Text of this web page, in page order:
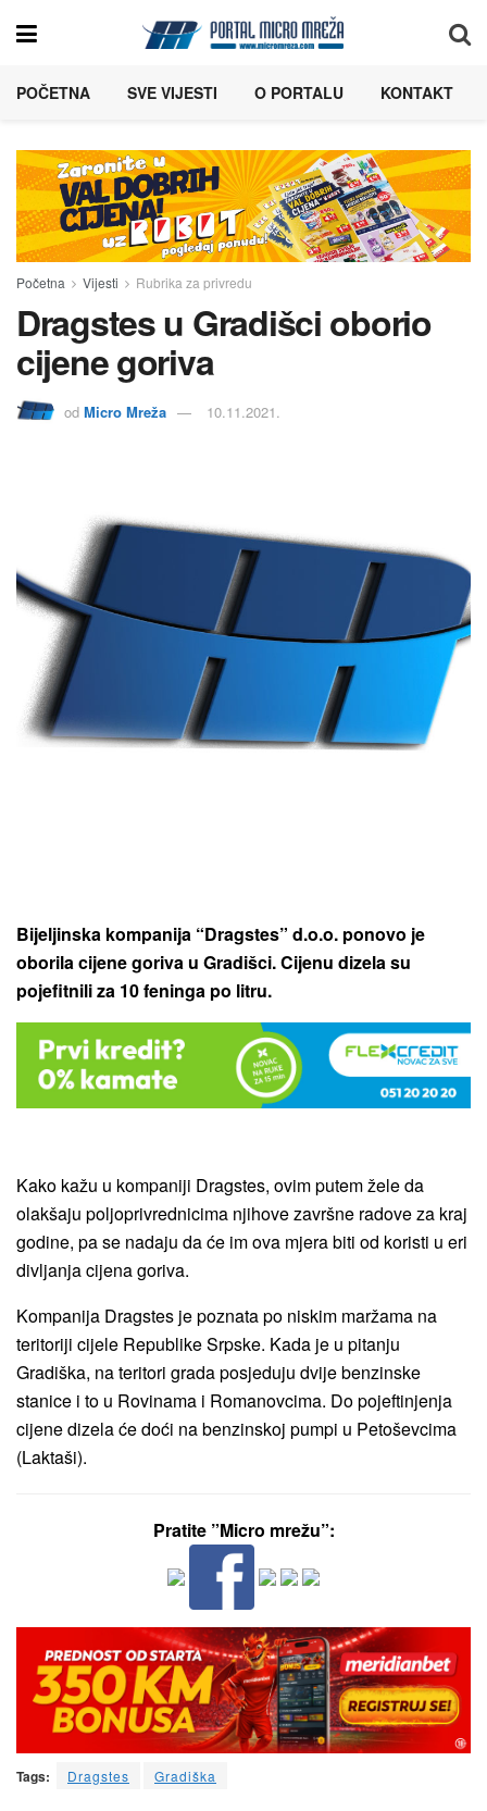
POČETNA SVE VIJESTI O PORTALU KONTAKT
Početna Vijesti Rubrika za privredu
Dragstes u Gradišci oborio
cijene goriva
od Micro Mreža 10.11.2021.
Bijeljinska kompanija “Dragstes” d.o.o. ponovo je
oborila cijene goriva u Gradišci. Cijenu dizela su
pojefitnili za 10 feninga po litru.
Kako kažu u kompaniji Dragstes, ovim putem žele da
olakšaju poljoprivrednicima njihove završne radove za kraj
godine, pa se nadaju da će im ova mjera biti od koristi u eri
divljanja cijena goriva.
Kompanija Dragstes je poznata po niskim maržama na
teritoriji cijele Republike Srpske. Kada je u pitanju
Gradiška, na teritori grada posjeduju dvije benzinske
stanice i to u Rovinama i Romanovcima. Do pojeftinjenja
cijene dizela će doći na benzinskoj pumpi u Petoševcima
(Laktaši).
Pratite ”Micro mrežu”:
Tags: Dragstes Gradiška